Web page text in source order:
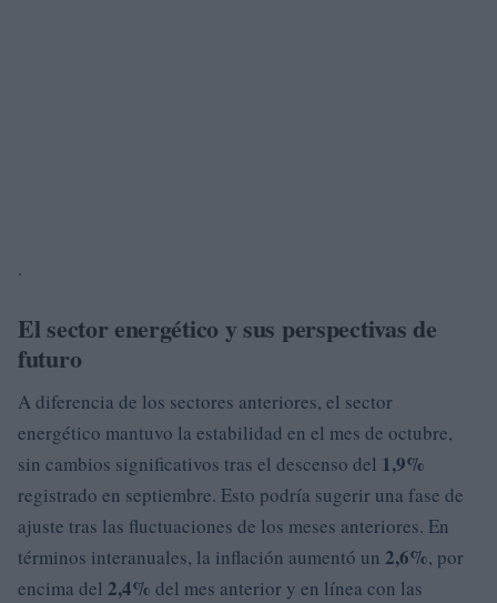
.
El sector energético y sus perspectivas de
futuro
A diferencia de los sectores anteriores, el sector
energético mantuvo la estabilidad en el mes de octubre,
sin cambios significativos tras el descenso del 1,9%
registrado en septiembre. Esto podría sugerir una fase de
ajuste tras las fluctuaciones de los meses anteriores. En
términos interanuales, la inflación aumentó un 2,6%, por
encima del 2,4% del mes anterior y en línea con las